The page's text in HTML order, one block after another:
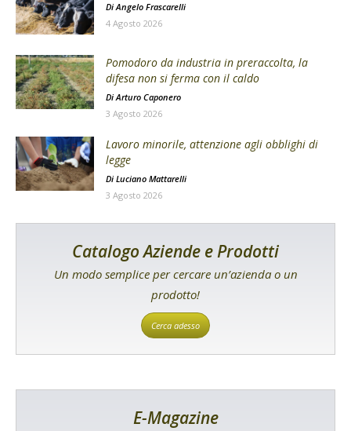
DiAngelo Frascarelli
4 Agosto 2026
Pomodoro da industria in preraccolta, la
difesa non si ferma con il caldo
Di Arturo Caponero
3 Agosto 2026
Lavoro minorile, attenzione agli obblighi di
legge
Di Luciano Mattarelli
3 Agosto 2026
Catalogo Aziende e Prodotti
Un modo semplice per cercare un’azienda o un
prodotto!
Cerca adesso
E-Magazine